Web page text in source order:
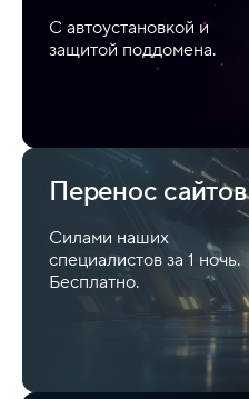
С автоустановкой и
защитой поддомена.
Перенос сайтов
Силами наших
специалистов за 1 ночь.
Бесплатно.